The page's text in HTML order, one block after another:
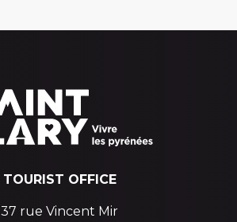
TOURIST OFFICE
37 rue Vincent Mir